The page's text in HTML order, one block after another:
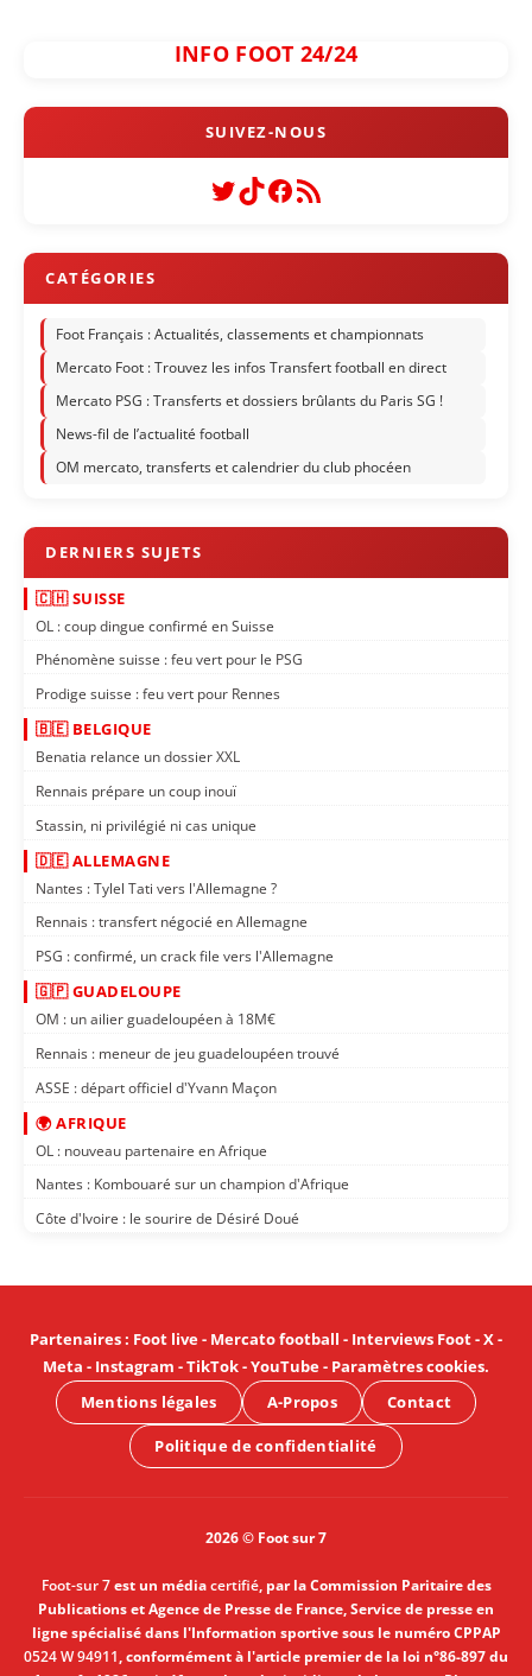
INFO FOOT 24/24
Twitter
TikTok
Facebook
Flux RSS
Foot Français : Actualités, classements et championnats
Mercato Foot : Trouvez les infos Transfert football en direct
Mercato PSG : Transferts et dossiers brûlants du Paris SG !
News-fil de l’actualité football
OM mercato, transferts et calendrier du club phocéen
🇨🇭 SUISSE
OL : coup dingue confirmé en Suisse
Phénomène suisse : feu vert pour le PSG
Prodige suisse : feu vert pour Rennes
🇧🇪 BELGIQUE
Benatia relance un dossier XXL
Rennais prépare un coup inouï
Stassin, ni privilégié ni cas unique
🇩🇪 ALLEMAGNE
Nantes : Tylel Tati vers l'Allemagne ?
Rennais : transfert négocié en Allemagne
PSG : confirmé, un crack file vers l'Allemagne
🇬🇵 GUADELOUPE
OM : un ailier guadeloupéen à 18M€
Rennais : meneur de jeu guadeloupéen trouvé
ASSE : départ officiel d'Yvann Maçon
🌍 AFRIQUE
OL : nouveau partenaire en Afrique
Nantes : Kombouaré sur un champion d'Afrique
Côte d'Ivoire : le sourire de Désiré Doué
Partenaires: Foot live- Mercato football - Interviews Foot-X-
Meta - Instagram -TikTok-YouTube- Paramètres cookies.
Mentions légales
A-Propos Contact
Politique de confidentialité
2026 © Foot sur 7
Foot-sur 7est un médiacertifié, par la Commission Paritaire des
Publications et Agence de Presse de France, Service de presse en
ligne spécialisé dans l'Information sportive sous le numéro CPPAP
0524 W 94911, conformément à l'article premier de la loi n°86-897 du